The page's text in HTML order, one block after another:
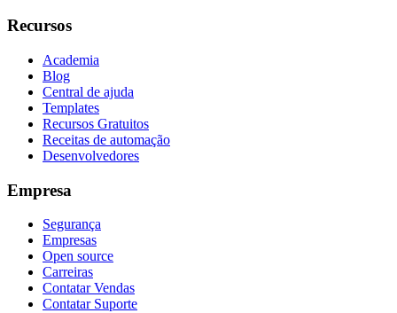
Recursos
Academia
Blog
Central de ajuda
Templates
Recursos Gratuitos
Receitas de automação
Desenvolvedores
Empresa
Segurança
Empresas
Open source
Carreiras
Contatar Vendas
Contatar Suporte